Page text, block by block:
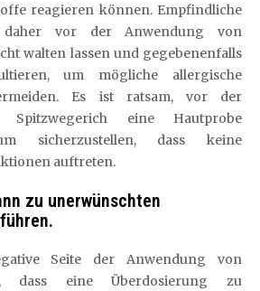
reagieren können. Empfindliche
daher vor der Anwendung von
walten lassen und gegebenenfalls
um mögliche allergische
Es ist ratsam, vor der
Spitzwegerich eine Hautprobe
sicherzustellen, dass keine
auftreten.
zu unerwünschten
Seite der Anwendung von
dass eine Überdosierung zu